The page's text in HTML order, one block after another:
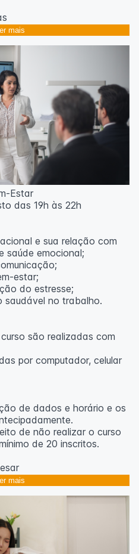
mais
Estar
das 19h às 22h
e sua relação com
saúde emocional;
estar;
do estresse;
saudável no trabalho.
são realizadas com
por computador, celular
de dados e horário e os
de não realizar o curso
de 20 inscritos.
mais